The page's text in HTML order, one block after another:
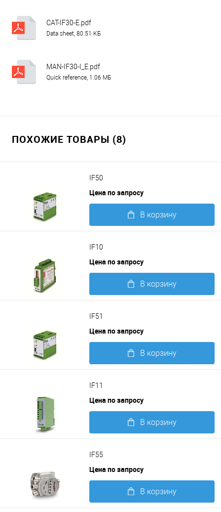
CAT-IF30-E.pdf
Data sheet, 80.51 КБ
MAN-IF30-I_E.pdf
Quick reference, 1.06 МБ
ПОХОЖИЕ ТОВАРЫ (8)
IF50
Цена по запросу
В корзину
IF10
Цена по запросу
В корзину
IF51
Цена по запросу
В корзину
IF11
Цена по запросу
В корзину
IF55
Цена по запросу
В корзину